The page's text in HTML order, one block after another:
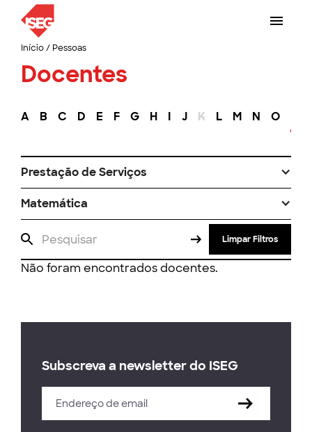
Início/ Pessoas
Docentes
A B C D E F G H I J K L M N O
Prestação de Serviços
Matemática
Limpar Filtros
Não foram encontrados docentes.
Subscreva a newsletter do ISEG